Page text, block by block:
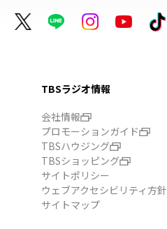
TBSラジオ情報
会社情報
プロモーションガイド
TBSハウジング
TBSショッピング
サイトポリシー
ウェブアクセシビリティ方針
サイトマップ